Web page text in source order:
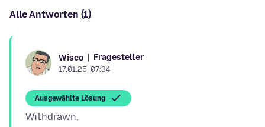
Alle Antworten (1)
Wisco Fragesteller
17.01.25, 07:34
Ausgewählte Lösung